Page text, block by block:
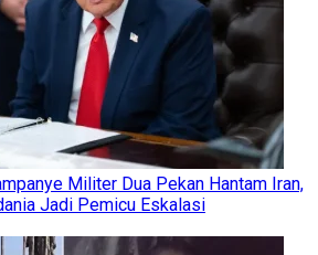
Militer Dua Pekan Hantam Iran,
Jadi Pemicu Eskalasi